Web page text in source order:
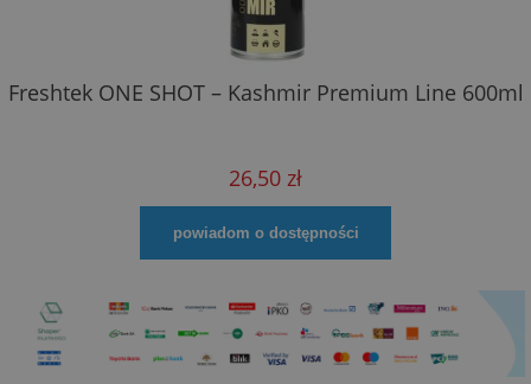
Freshtek ONE SHOT – Kashmir Premium Line 600ml
26,50 zł
powiadom o dostępności